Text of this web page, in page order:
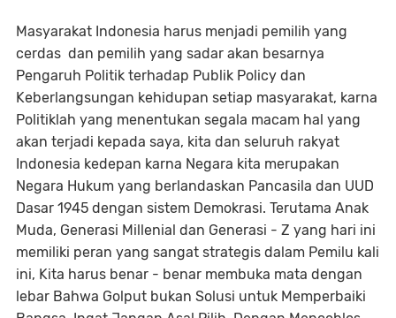
Masyarakat Indonesia harus menjadi pemilih yang
cerdas dan pemilih yang sadar akan besarnya
Pengaruh Politik terhadap Publik Policy dan
Keberlangsungan kehidupan setiap masyarakat, karna
Politiklah yang menentukan segala macam hal yang
akan terjadi kepada saya, kita dan seluruh rakyat
Indonesia kedepan karna Negara kita merupakan
Negara Hukum yang berlandaskan Pancasila dan UUD
Dasar 1945 dengan sistem Demokrasi. Terutama Anak
Muda, Generasi Millenial dan Generasi - Z yang hari ini
memiliki peran yang sangat strategis dalam Pemilu kali
ini, Kita harus benar - benar membuka mata dengan
lebar Bahwa Golput bukan Solusi untuk Memperbaiki